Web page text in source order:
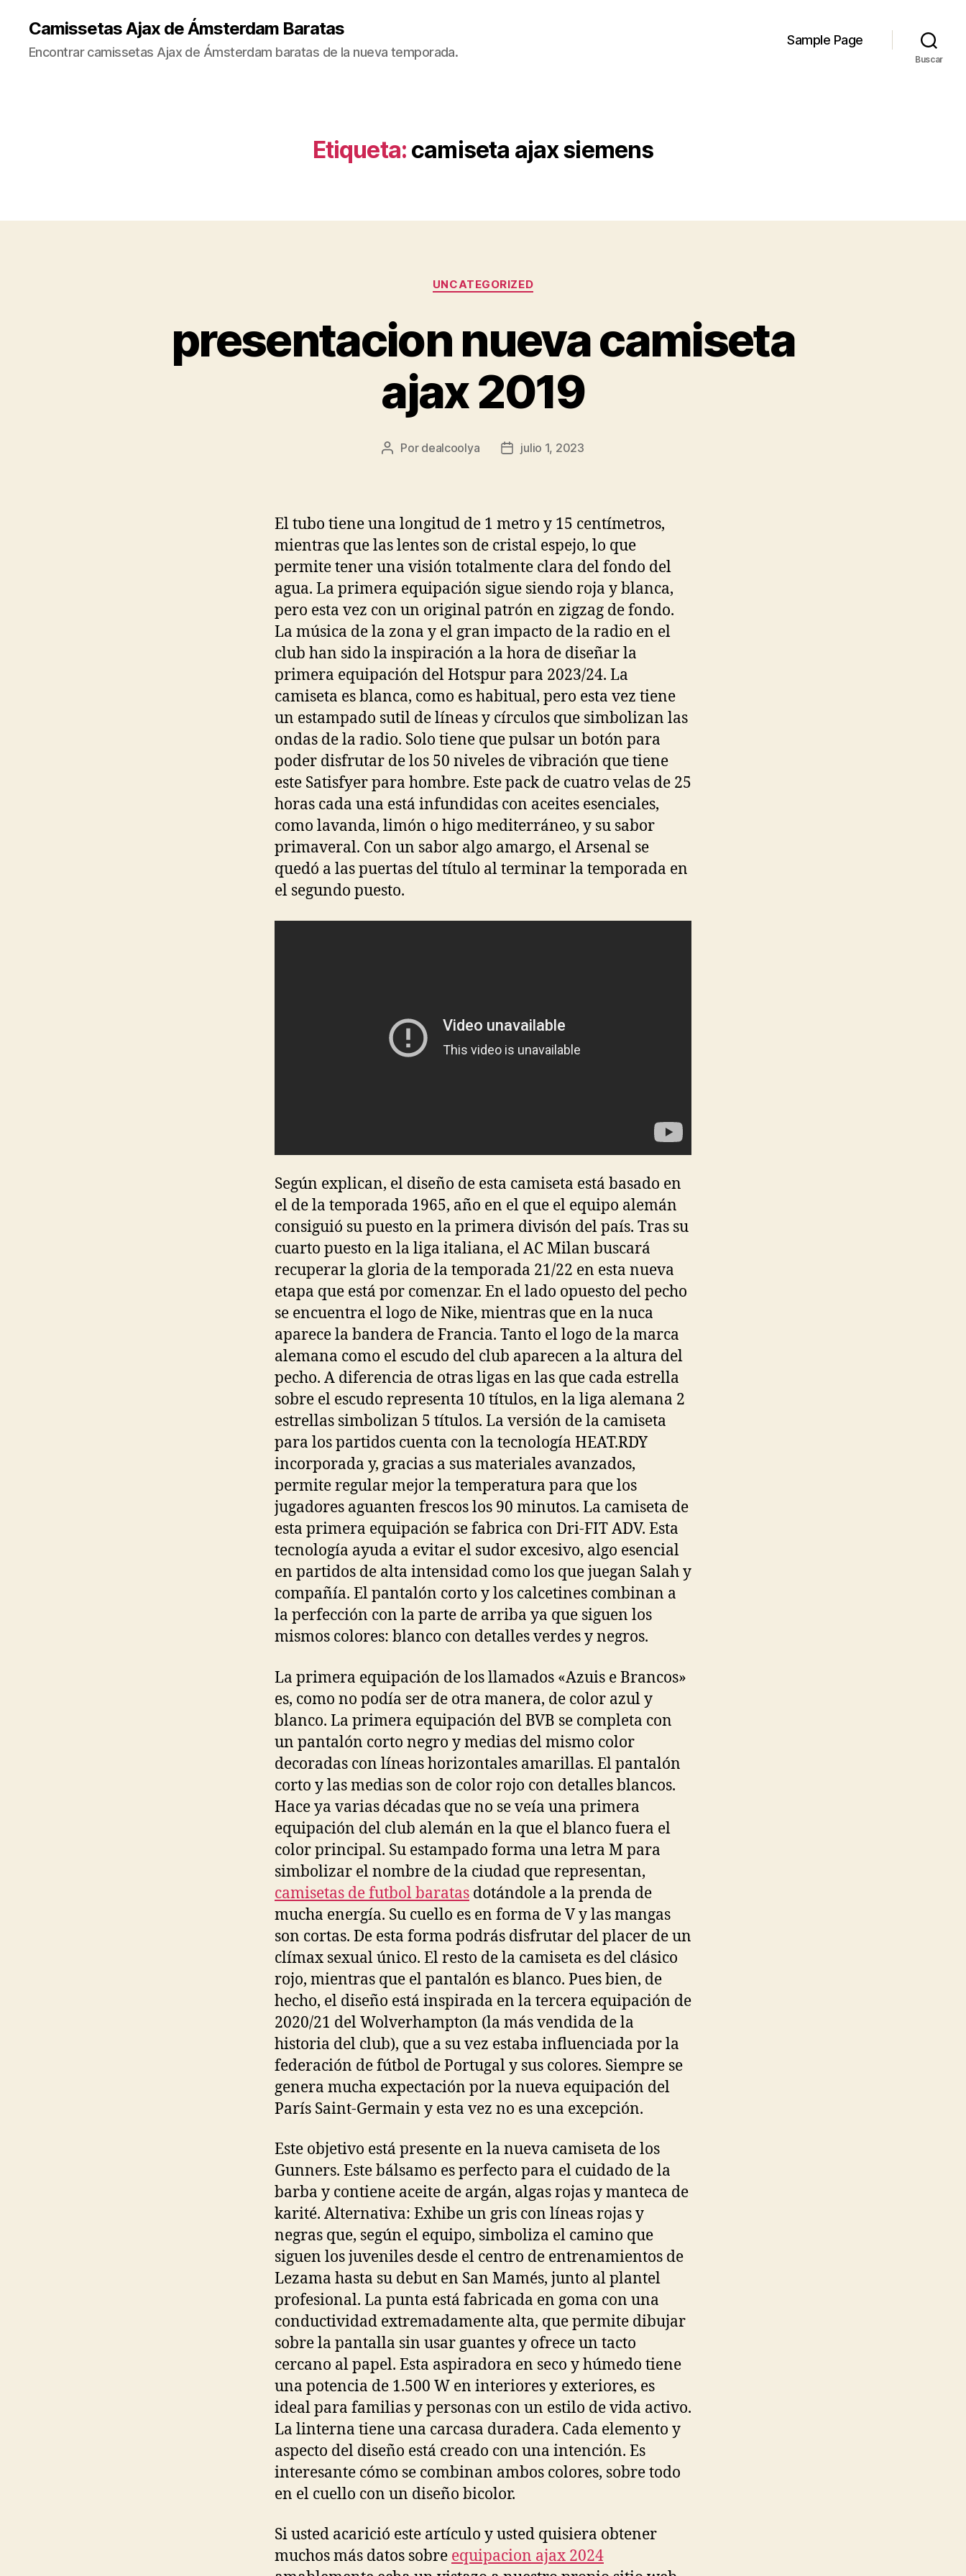
Camissetas Ajax de Ámsterdam Baratas
Encontrar camissetas Ajax de Ámsterdam baratas de la nueva temporada.
Sample Page
Buscar
Etiqueta: camiseta ajax siemens
Categorías
UNCATEGORIZED
presentacion nueva camiseta
ajax 2019
Autor
Por dealcoolya
Fechajulio 1, 2023
El tubo tiene una longitud de 1 metro y 15 centímetros,
mientras que las lentes son de cristal espejo, lo que
permite tener una visión totalmente clara del fondo del
agua. La primera equipación sigue siendo roja y blanca,
pero esta vez con un original patrón en zigzag de fondo.
La música de la zona y el gran impacto de la radio en el
club han sido la inspiración a la hora de diseñar la
primera equipación del Hotspur para 2023/24. La
camiseta es blanca, como es habitual, pero esta vez tiene
un estampado sutil de líneas y círculos que simbolizan las
ondas de la radio. Solo tiene que pulsar un botón para
poder disfrutar de los 50 niveles de vibración que tiene
este Satisfyer para hombre. Este pack de cuatro velas de 25
horas cada una está infundidas con aceites esenciales,
como lavanda, limón o higo mediterráneo, y su sabor
primaveral. Con un sabor algo amargo, el Arsenal se
quedó a las puertas del título al terminar la temporada en
el segundo puesto.
Según explican, el diseño de esta camiseta está basado en
el de la temporada 1965, año en el que el equipo alemán
consiguió su puesto en la primera divisón del país. Tras su
cuarto puesto en la liga italiana, el AC Milan buscará
recuperar la gloria de la temporada 21/22 en esta nueva
etapa que está por comenzar. En el lado opuesto del pecho
se encuentra el logo de Nike, mientras que en la nuca
aparece la bandera de Francia. Tanto el logo de la marca
alemana como el escudo del club aparecen a la altura del
pecho. A diferencia de otras ligas en las que cada estrella
sobre el escudo representa 10 títulos, en la liga alemana 2
estrellas simbolizan 5 títulos. La versión de la camiseta
para los partidos cuenta con la tecnología HEAT.RDY
incorporada y, gracias a sus materiales avanzados,
permite regular mejor la temperatura para que los
jugadores aguanten frescos los 90 minutos. La camiseta de
esta primera equipación se fabrica con Dri-FIT ADV. Esta
tecnología ayuda a evitar el sudor excesivo, algo esencial
en partidos de alta intensidad como los que juegan Salah y
compañía. El pantalón corto y los calcetines combinan a
la perfección con la parte de arriba ya que siguen los
mismos colores: blanco con detalles verdes y negros.
La primera equipación de los llamados «Azuis e Brancos»
es, como no podía ser de otra manera, de color azul y
blanco. La primera equipación del BVB se completa con
un pantalón corto negro y medias del mismo color
decoradas con líneas horizontales amarillas. El pantalón
corto y las medias son de color rojo con detalles blancos.
Hace ya varias décadas que no se veía una primera
equipación del club alemán en la que el blanco fuera el
color principal. Su estampado forma una letra M para
simbolizar el nombre de la ciudad que representan,
camisetas de futbol baratas dotándole a la prenda de
mucha energía. Su cuello es en forma de V y las mangas
son cortas. De esta forma podrás disfrutar del placer de un
clímax sexual único. El resto de la camiseta es del clásico
rojo, mientras que el pantalón es blanco. Pues bien, de
hecho, el diseño está inspirada en la tercera equipación de
2020/21 del Wolverhampton (la más vendida de la
historia del club), que a su vez estaba influenciada por la
federación de fútbol de Portugal y sus colores. Siempre se
genera mucha expectación por la nueva equipación del
París Saint-Germain y esta vez no es una excepción.
Este objetivo está presente en la nueva camiseta de los
Gunners. Este bálsamo es perfecto para el cuidado de la
barba y contiene aceite de argán, algas rojas y manteca de
karité. Alternativa: Exhibe un gris con líneas rojas y
negras que, según el equipo, simboliza el camino que
siguen los juveniles desde el centro de entrenamientos de
Lezama hasta su debut en San Mamés, junto al plantel
profesional. La punta está fabricada en goma con una
conductividad extremadamente alta, que permite dibujar
sobre la pantalla sin usar guantes y ofrece un tacto
cercano al papel. Esta aspiradora en seco y húmedo tiene
una potencia de 1.500 W en interiores y exteriores, es
ideal para familias y personas con un estilo de vida activo.
La linterna tiene una carcasa duradera. Cada elemento y
aspecto del diseño está creado con una intención. Es
interesante cómo se combinan ambos colores, sobre todo
en el cuello con un diseño bicolor.
Si usted acarició este artículo y usted quisiera obtener
muchos más datos sobre equipacion ajax 2024